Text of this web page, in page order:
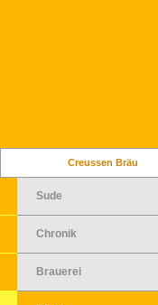
Creussen Bräu
Sude
Chronik
Brauerei